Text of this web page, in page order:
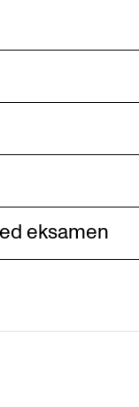
eksamen